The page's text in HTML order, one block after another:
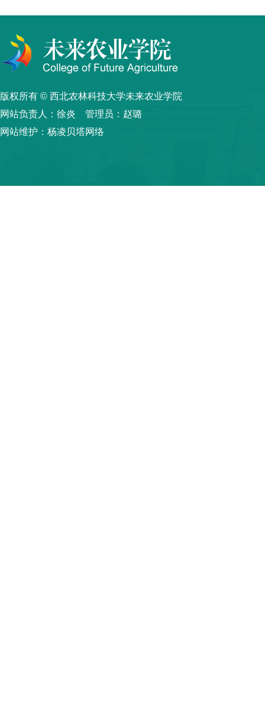
版权所有 © 西北农林科技大学未来农业学院
网站负责人：徐炎 管理员：赵璐
网站维护：杨凌贝塔网络